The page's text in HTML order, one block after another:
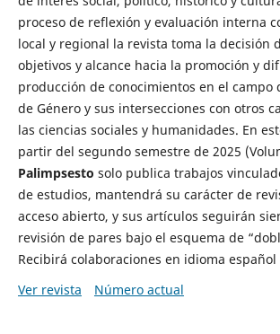
proceso de reflexión y evaluación interna
local y regional la revista toma la decisión
objetivos y alcance hacia la promoción y
producción de conocimientos en el campo
de Género y sus intersecciones con otros
las ciencias sociales y humanidades. En
partir del segundo semestre de 2025
Palimpsesto solo publica trabajos
de estudios, mantendrá su carácter de
acceso abierto, y sus artículos seguirán
revisión de pares bajo el esquema de
Recibirá colaboraciones en idioma
Ver revista
Número actual